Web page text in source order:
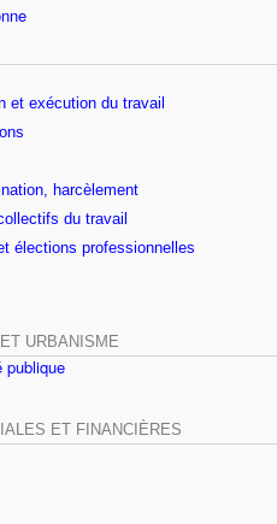
et exécution du travail
harcèlement
du travail
élections professionnelles
URBANISME
publique
ET FINANCIÈRES